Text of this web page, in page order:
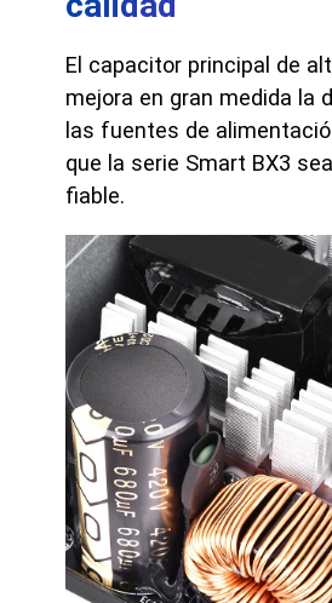
El capacitor principal de
mejora en gran medida la
las fuentes de
que la serie Smart BX3
fiable.